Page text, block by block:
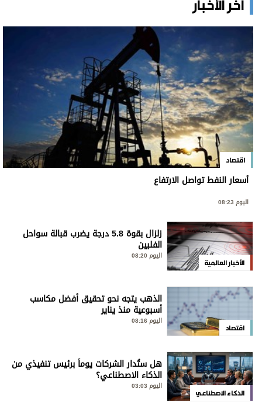
آخر الأخبار
اقتصاد
أسعار النفط تواصل الارتفاع
اليوم 08:23
الأخبار العالمية
زلزال بقوة 5.8 درجة يضرب قبالة سواحل
الفلبين
اليوم 08:20
اقتصاد
الذهب يتجه نحو تحقيق أفضل مكاسب
أسبوعية منذ يناير
اليوم 08:16
الذكاء الاصطناعي
هل ستُدار الشركات يوماً برئيس تنفيذي من
الذكاء الاصطناعي؟
اليوم 03:03